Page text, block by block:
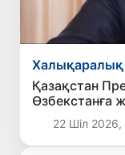
Қазақстан
Өзбекстанға
22 Шіл 2026,